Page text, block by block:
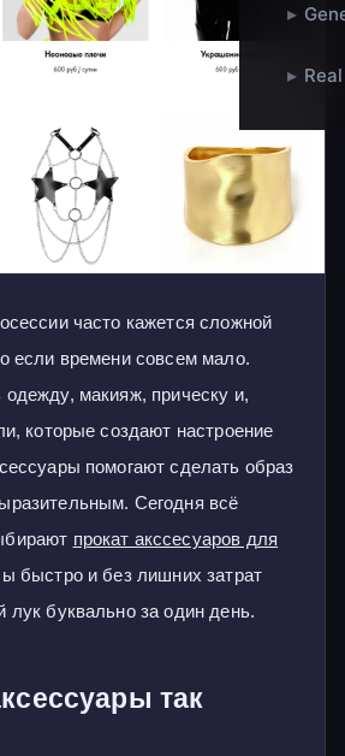
▸
▸
часто кажется сложной
если времени совсем мало.
макияж, прическу и,
которые создают настроение
помогают сделать образ
Сегодня всё
прокат акссесуаров для
быстро и без лишних затрат
лук буквально за один день.
так